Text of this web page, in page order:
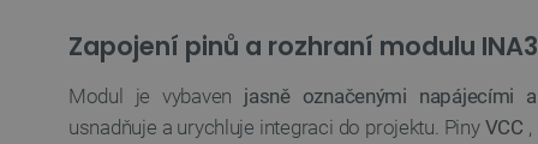
Zapojení pinů a rozhraní modulu
Modul je vybaven jasně označenými napájecími
usnadňuje a urychluje integraci do projektu. Piny VCC ,
__cf_bm
_smvs